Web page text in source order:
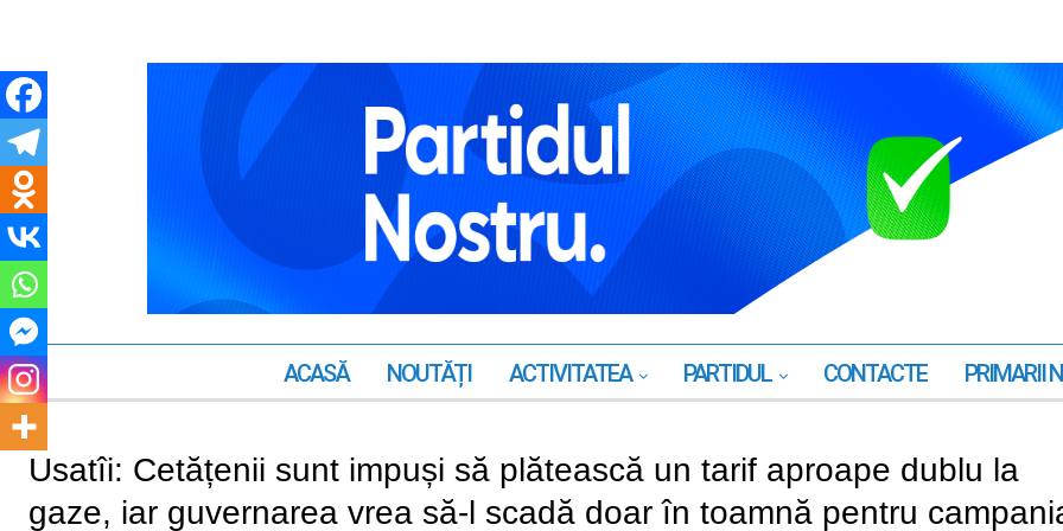
ACASĂ NOUTĂȚI ACTIVITATEA PARTIDUL CONTACTE PRIMARII
Usatîi: Cetățenii sunt impuși să plătească un tarif aproape dublu la
gaze, iar guvernarea vrea să-l scadă doar în toamnă pentru